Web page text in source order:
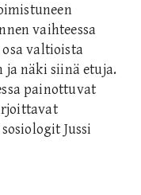
vaihteessa
valtioista
ja näki siinä etuja.
painottuvat
Jussi